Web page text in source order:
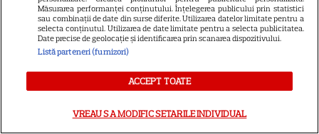
Celebra actriță a făcut
divorțul de fotbalistul acuzat
Măsurarea performanței conținutului. Înțelegerea publicului prin statistici
sau combinații de date din surse diferite. Utilizarea datelor limitate pentru a
selecta conținutul. Utilizarea de date limitate pentru a selecta publicitatea.
Date precise de geolocație și identificarea prin scanarea dispozitivului.
Listă parteneri (furnizori)
ACCEPT TOATE
VREAU SA MODIFIC SETARILE INDIVIDUAL